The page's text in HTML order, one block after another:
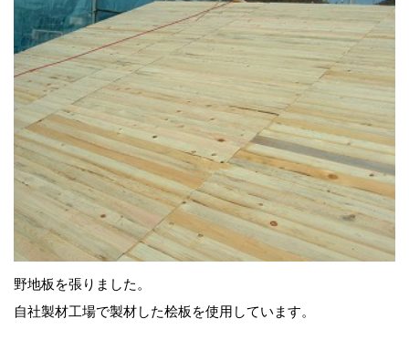
野地板を張りました。
自社製材工場で製材した桧板を使用しています。